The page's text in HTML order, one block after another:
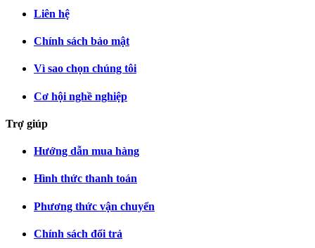
Liên hệ
Chính sách bảo mật
Vì sao chọn chúng tôi
Cơ hội nghề nghiệp
Trợ giúp
Hướng dẫn mua hàng
Hình thức thanh toán
Phương thức vận chuyển
Chính sách đổi trả